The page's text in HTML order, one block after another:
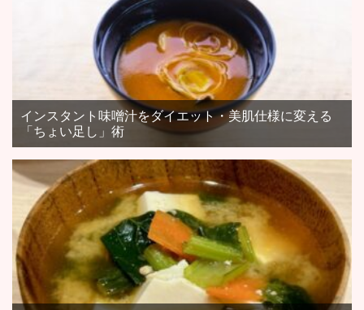
インスタント味噌汁をダイエット・美肌仕様に変える
「ちょい足し」術